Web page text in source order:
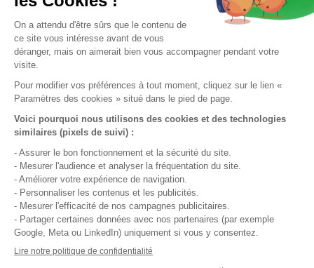
J’accepte la politique de confidentialité.*
J'accepte de recevoir par e-mail des informations et offres
de La Française Immobilière. Ces e-mails peuvent contenir
des technologies de suivi (pixels) permettant de mesurer
leur ouverture et d'améliorer nos communications. Je peux
retirer mon consentement à tout moment via le lien de
désinscription présent dans chaque e-mail.
QUI SOMMES-NOUS ?